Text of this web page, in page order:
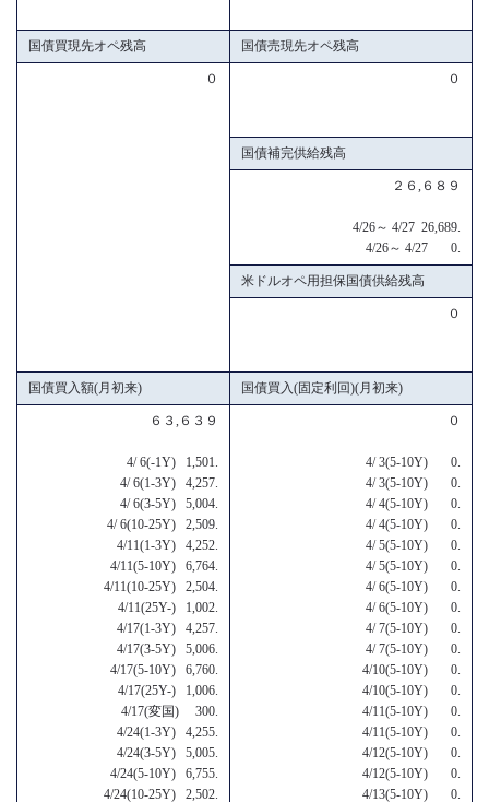
国債買現先オペ残高 国債売現先オペ残高
０ ０
国債補完供給残高
２６,６８９
4/26～ 4/27 26,689.
4/26～ 4/27 0.
米ドルオペ用担保国債供給残高
０
国債買入額(月初来) 国債買入(固定利回)(月初来)
６３,６３９
4/ 6(-1Y) 1,501.
4/ 6(1-3Y) 4,257.
4/ 6(3-5Y) 5,004.
4/ 6(10-25Y) 2,509.
4/11(1-3Y) 4,252.
4/11(5-10Y) 6,764.
4/11(10-25Y) 2,504.
4/11(25Y-) 1,002.
4/17(1-3Y) 4,257.
4/17(3-5Y) 5,006.
4/17(5-10Y) 6,760.
4/17(25Y-) 1,006.
4/17(変国) 300.
4/24(1-3Y) 4,255.
4/24(3-5Y) 5,005.
4/24(5-10Y) 6,755.
4/24(10-25Y) 2,502.
０
4/ 3(5-10Y) 0.
4/ 3(5-10Y) 0.
4/ 4(5-10Y) 0.
4/ 4(5-10Y) 0.
4/ 5(5-10Y) 0.
4/ 5(5-10Y) 0.
4/ 6(5-10Y) 0.
4/ 6(5-10Y) 0.
4/ 7(5-10Y) 0.
4/ 7(5-10Y) 0.
4/10(5-10Y) 0.
4/10(5-10Y) 0.
4/11(5-10Y) 0.
4/11(5-10Y) 0.
4/12(5-10Y) 0.
4/12(5-10Y) 0.
4/13(5-10Y) 0.